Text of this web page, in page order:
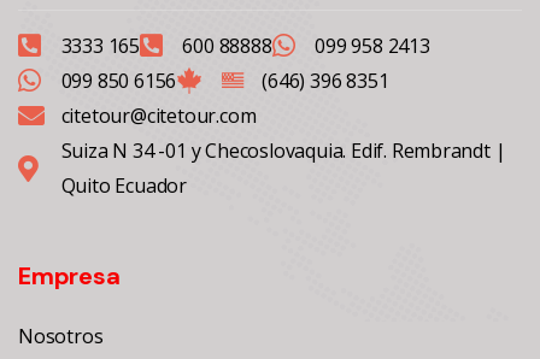
3333 165 600 88888
099 958 2413
099 850 6156
(646) 396 8351
citetour@citetour.com
Suiza N 34 -01 y Checoslovaquia. Edif. Rembrandt |
Quito Ecuador
Empresa
Nosotros